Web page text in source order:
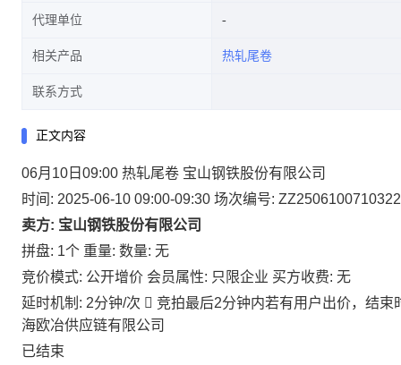
代理单位
相关产品 热轧尾卷
联系方式
正文内容
06月10日09:00 热轧尾卷 宝山钢铁股份有限公司
时间: 2025-06-10 09:00-09:30 场次编号: ZZ2506100710322
卖方: 宝山钢铁股份有限公司
拼盘: 1个 重量: 数量: 无
竞价模式: 公开增价 会员属性: 只限企业 买方收费: 无
延时机制: 2分钟/次  竞拍最后2分钟内若有用户出价，结
海欧冶供应链有限公司
已结束